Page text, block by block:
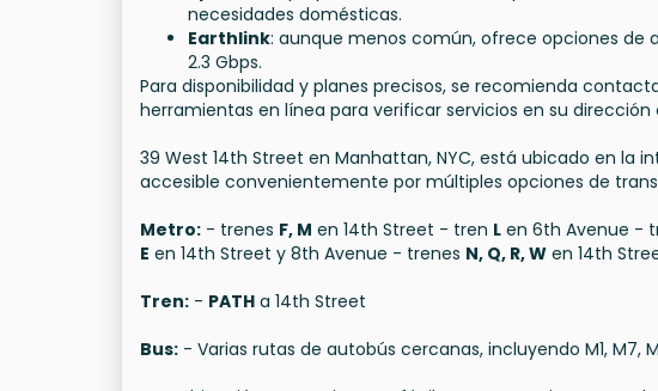
necesidades domésticas.
Earthlink: aunque menos común, ofrece opciones de
2.3 Gbps.
Para disponibilidad y planes precisos, se recomienda
herramientas en línea para verificar servicios en su dirección
39 West 14th Street en Manhattan, NYC, está ubicado en la
accesible convenientemente por múltiples opciones de
Metro: - trenes F, M en 14th Street - tren L en 6th Avenue -
E en 14th Street y 8th Avenue - trenes N, Q, R, W en 14th
Tren: - PATH a 14th Street
Bus: - Varias rutas de autobús cercanas, incluyendo M1, M7,